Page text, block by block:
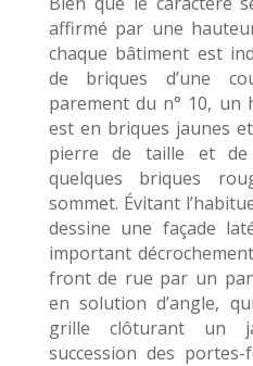
affirmé par une
chaque bâtiment est
de briques d’une
parement du n° 10, un
est en briques jaunes
pierre de taille et
quelques briques
sommet. Évitant
dessine une façade
important
front de rue par un
en solution d’angle,
grille clôturant un
succession des